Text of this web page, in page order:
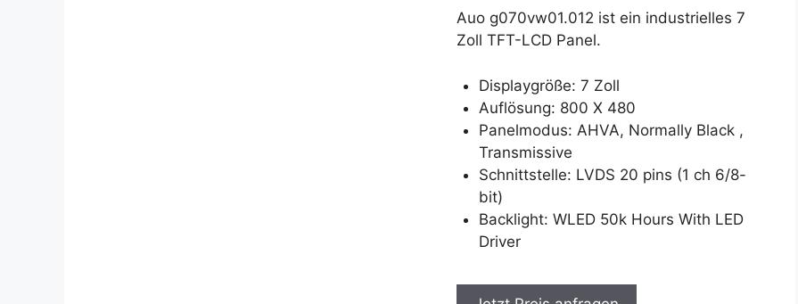
Auo g070vw01.012 ist ein industrielles 7
Zoll TFT-LCD Panel.
Displaygröße: 7 Zoll
Auflösung: 800 X 480
Panelmodus: AHVA, Normally Black ,
Transmissive
Schnittstelle: LVDS 20 pins (1 ch 6/8-
bit)
Backlight: WLED 50k Hours With LED
Driver